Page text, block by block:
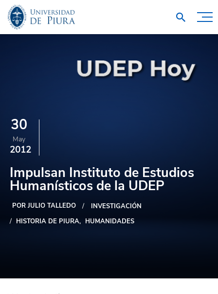
30
May
2012
Impulsan Instituto de Estudios
Humanísticos de la UDEP
POR JULIO TALLEDO
INVESTIGACIÓN
HISTORIA DE PIURA
HUMANIDADES